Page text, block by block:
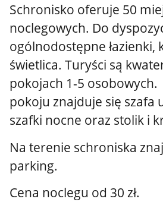
Schronisko oferuje 50
noclegowych. Do
ogólnodostępne łazienki,
świetlica. Turyści są
pokojach 1-5 osobowych.
pokoju znajduje się szafa
szafki nocne oraz stolik i
Na terenie schroniska
parking.
Cena noclegu od 30 zł.